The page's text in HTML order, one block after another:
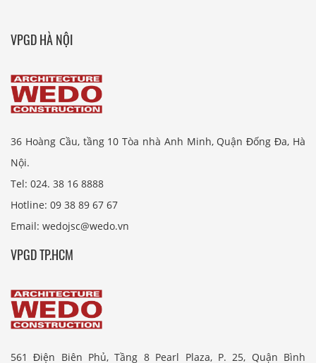
VPGD HÀ NỘI
36 Hoàng Cầu, tầng 10 Tòa nhà Anh Minh, Quận Đống Đa, Hà
Nội.
Tel: 024. 38 16 8888
Hotline: 09 38 89 67 67
Email: wedojsc@wedo.vn
VPGD TP.HCM
561 Điện Biên Phủ, Tầng 8 Pearl Plaza, P. 25, Quận Bình